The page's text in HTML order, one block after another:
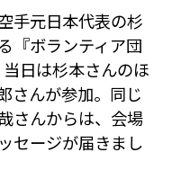
手元日本代表の杉
『ボランティア団
日は杉本さんのほ
さんが参加。同じ
さんからは、会場
セージが届きまし